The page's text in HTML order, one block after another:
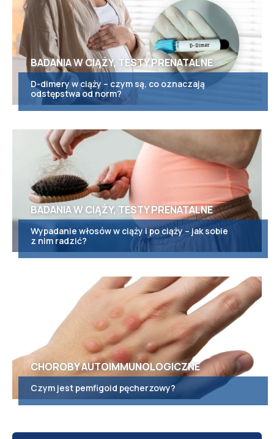
BADANIA W CIĄŻY, TESTY PRENATALNE
D-dimery w ciąży – czym są, co oznaczają
odstępstwa od norm?
BADANIA W CIĄŻY, TESTY PRENATALNE
Wypadanie włosów w ciąży i po ciąży – jak sobie
z nim radzić?
CHOROBY AUTOIMMUNOLOGICZNE
Czym jest pemfigoid pęcherzowy?